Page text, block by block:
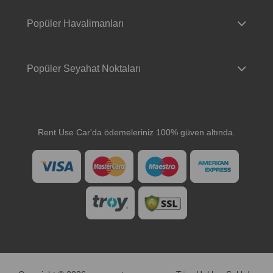
Popüler Havalimanları
Popüler Seyahat Noktaları
Rent Use Car'da ödemeleriniz 100% güven altında.